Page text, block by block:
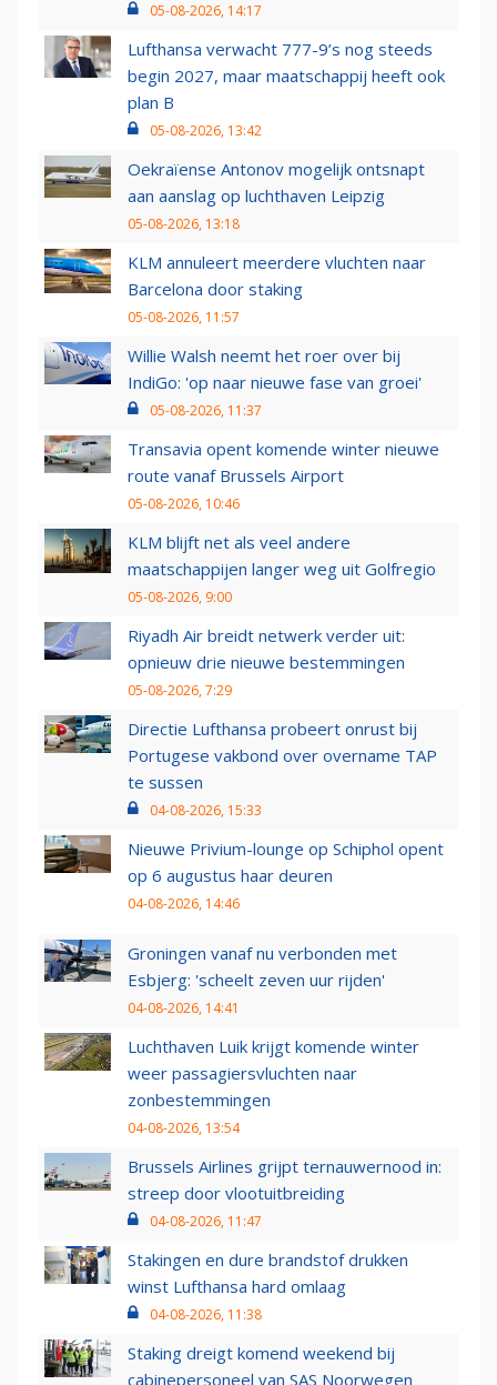
05-08-2026, 14:17
Lufthansa verwacht 777-9’s nog steeds
begin 2027, maar maatschappij heeft ook
plan B
05-08-2026, 13:42
Oekraïense Antonov mogelijk ontsnapt
aan aanslag op luchthaven Leipzig
05-08-2026, 13:18
KLM annuleert meerdere vluchten naar
Barcelona door staking
05-08-2026, 11:57
Willie Walsh neemt het roer over bij
IndiGo: 'op naar nieuwe fase van groei'
05-08-2026, 11:37
Transavia opent komende winter nieuwe
route vanaf Brussels Airport
05-08-2026, 10:46
KLM blijft net als veel andere
maatschappijen langer weg uit Golfregio
05-08-2026, 9:00
Riyadh Air breidt netwerk verder uit:
opnieuw drie nieuwe bestemmingen
05-08-2026, 7:29
Directie Lufthansa probeert onrust bij
Portugese vakbond over overname TAP
te sussen
04-08-2026, 15:33
Nieuwe Privium-lounge op Schiphol opent
op 6 augustus haar deuren
04-08-2026, 14:46
Groningen vanaf nu verbonden met
Esbjerg: 'scheelt zeven uur rijden'
04-08-2026, 14:41
Luchthaven Luik krijgt komende winter
weer passagiersvluchten naar
zonbestemmingen
04-08-2026, 13:54
Brussels Airlines grijpt ternauwernood in:
streep door vlootuitbreiding
04-08-2026, 11:47
Stakingen en dure brandstof drukken
winst Lufthansa hard omlaag
04-08-2026, 11:38
Staking dreigt komend weekend bij
cabinepersoneel van SAS Noorwegen